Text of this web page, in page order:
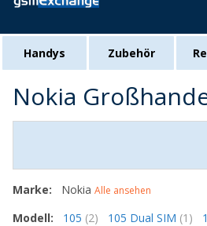
Handys Zubehör
Nokia
Marke: Nokia Alle ansehen
Modell: 105 (2) 105 Dual SIM (1)